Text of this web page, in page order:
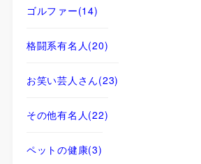
ゴルファー(14)
格闘系有名人(20)
お笑い芸人さん(23)
その他有名人(22)
ペットの健康(3)